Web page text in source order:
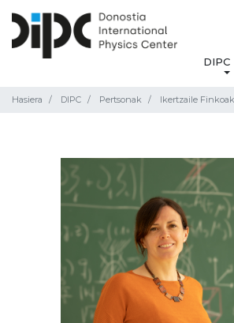
DIPC
Hasiera DIPC Pertsonak Ikertzaile Finkoak